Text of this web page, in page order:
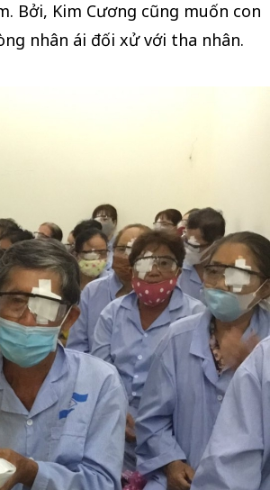
Bởi, Kim Cương cũng muốn con
nhân ái đối xử với tha nhân.